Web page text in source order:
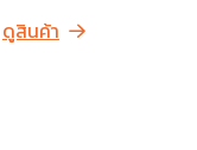
ดูสินค้า